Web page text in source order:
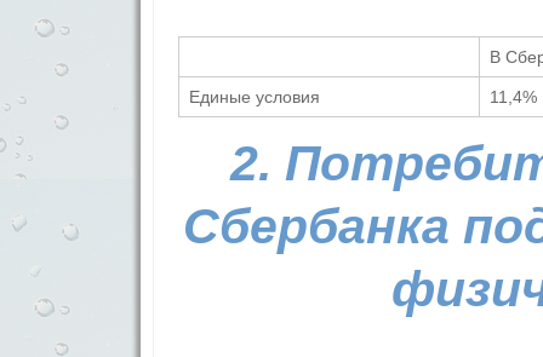
В
Единые условия 11,4%
2.
Сбербанка